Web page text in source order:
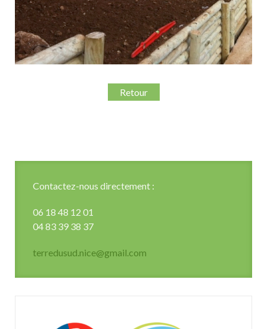
Retour
Contactez-nous directement :
06 18 48 12 01
04 83 39 38 37
terredusud.nice@gmail.com